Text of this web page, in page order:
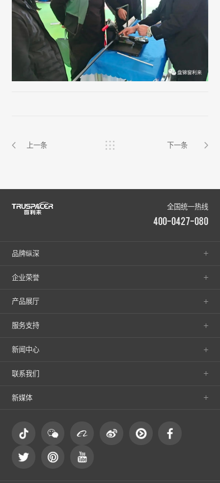
上一条 下一条
全国统一热线
400-0427-080
品牌纵深
企业荣誉
产品展厅
服务支持
新闻中心
联系我们
新媒体